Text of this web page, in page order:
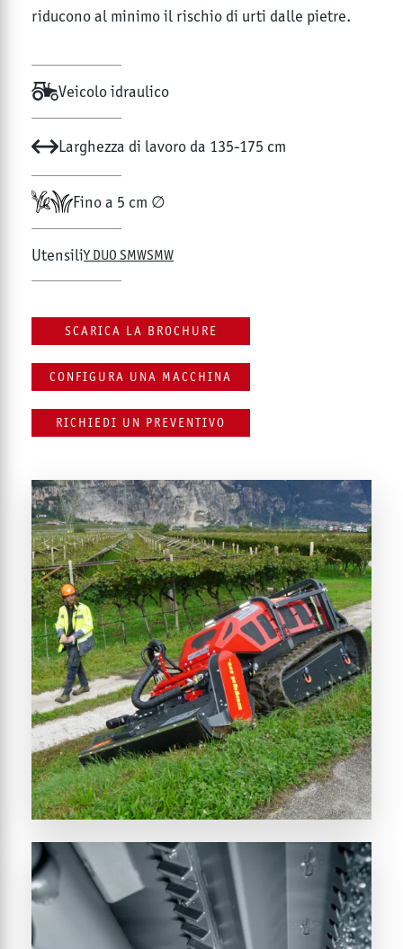
riducono al minimo il rischio di urti dalle pietre.
Veicolo idraulico
Larghezza di lavoro da 135-175 cm
Fino a 5 cm ∅
UtensiliY DUO SMWSMW
SCARICA LA BROCHURE
CONFIGURA UNA MACCHINA